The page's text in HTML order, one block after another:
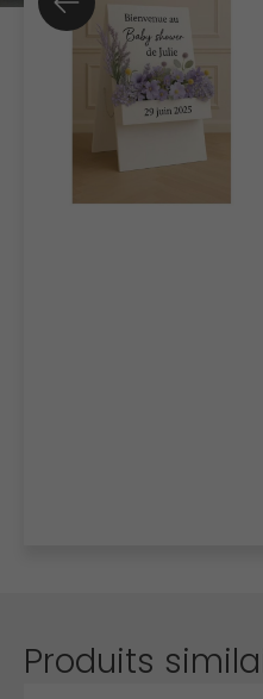
Produits